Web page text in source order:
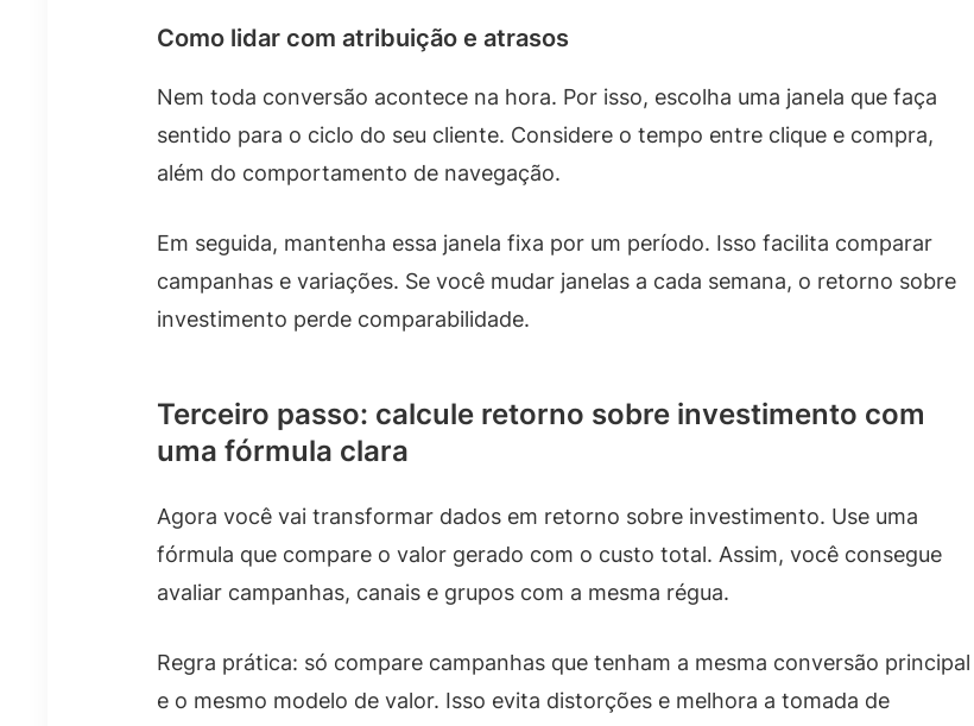
Como lidar com atribuição e atrasos
Nem toda conversão acontece na hora. Por isso, escolha uma janela que faça
sentido para o ciclo do seu cliente. Considere o tempo entre clique e compra,
além do comportamento de navegação.
Em seguida, mantenha essa janela fixa por um período. Isso facilita comparar
campanhas e variações. Se você mudar janelas a cada semana, o retorno sobre
investimento perde comparabilidade.
Terceiro passo: calcule retorno sobre investimento com
uma fórmula clara
Agora você vai transformar dados em retorno sobre investimento. Use uma
fórmula que compare o valor gerado com o custo total. Assim, você consegue
avaliar campanhas, canais e grupos com a mesma régua.
Regra prática: só compare campanhas que tenham a mesma conversão principal
e o mesmo modelo de valor. Isso evita distorções e melhora a tomada de